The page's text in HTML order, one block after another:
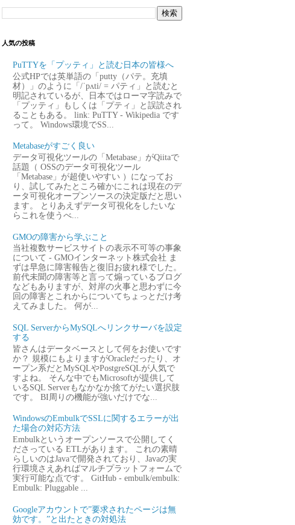
人気の投稿
PuTTYを「プッティ」と読む日本の皆様へ
公式HPでは英単語の「putty（パテ。充填
材）」のように「/ˈpʌti/ = パティ」と読むと
明記されているが、日本ではローマ字読みで
「プッティ」もしくは「プティ」と誤読され
ることもある。 link: PuTTY - Wikipedia です
って。 Windows環境でSS...
Metabaseがすごく良い
データ可視化ツールの「Metabase」がQiitaで
話題（ OSSのデータ可視化ツール
「Metabase」が超使いやすい ）になってお
り、試してみたところ確かにこれは現在のデ
ータ可視化オープンソースの決定版だと思い
ます。 とりあえずデータ可視化をしたいな
らこれを使うべ...
GMOの障害から学ぶこと
当社複数サービスサイトの表示不可等の事象
について - GMOインターネット株式会社 ま
ずは早急に障害報告と復旧お疲れ様でした。
前代未聞の障害等と言って煽っているブログ
などもありますが、対岸の火事と思わずに今
回の障害とこれからについてちょっとだけ考
えてみました。 何が...
SQL ServerからMySQLへリンクサーバを設定
する
皆さんはデータベースとして何をお使いです
か？ 規模にもよりますがOracleだったり、オ
ープン系だとMySQLやPostgreSQLが人気で
すよね。 そんな中でもMicrosoftが提供して
いるSQL Serverもなかなか捨てがたい選択肢
です。 BI周りの機能が強いだけでな...
WindowsのEmbulkでSSLに関するエラーが出
た場合の対応方法
Embulkというオープンソースで公開してく
ださっている ETLがあります。 これの素晴
らしいのはJavaで開発されており、Javaの実
行環境さえあればマルチプラットフォームで
実行可能な点です。 GitHub - embulk/embulk:
Embulk: Pluggable ...
Googleアカウントで”要求されたページは無
効です。”と出たときの対処法